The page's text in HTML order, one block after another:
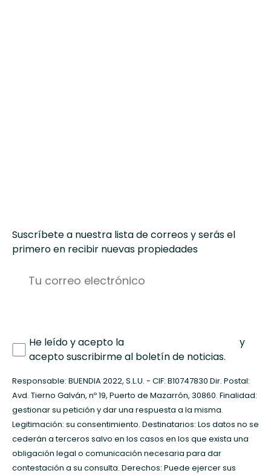
Suscríbete a nuestra lista de correos y serás el
primero en recibir nuevas propiedades
He leído y acepto la
y
acepto suscribirme al boletín de noticias.
Responsable: BUENDIA 2022, S.L.U. - CIF: B10747830 Dir. Postal:
Avd. Tierno Galván, nº 19, Puerto de Mazarrón, 30860. Finalidad:
gestionar su petición y dar una respuesta a la misma.
Legitimación: su consentimiento. Destinatarios: Los datos no se
cederán a terceros salvo en los casos en los que exista una
obligación legal o comunicación necesaria para dar
contestación a su consulta. Derechos: Puede ejercer sus